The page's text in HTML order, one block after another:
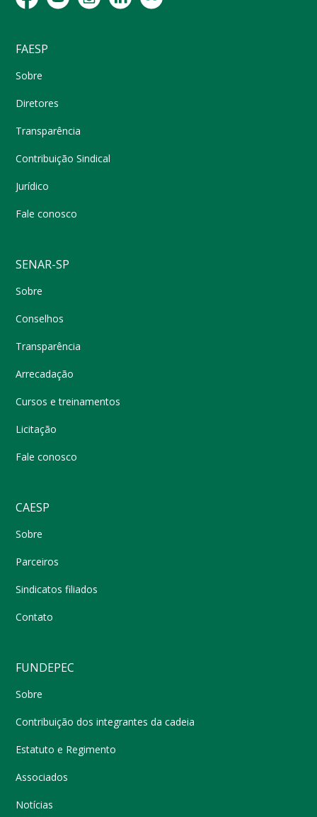
FAESP
Sobre
Diretores
Transparência
Contribuição Sindical
Jurídico
Fale conosco
SENAR-SP
Sobre
Conselhos
Transparência
Arrecadação
Cursos e treinamentos
Licitação
Fale conosco
CAESP
Sobre
Parceiros
Sindicatos filiados
Contato
FUNDEPEC
Sobre
Contribuição dos integrantes da cadeia
Estatuto e Regimento
Associados
Notícias